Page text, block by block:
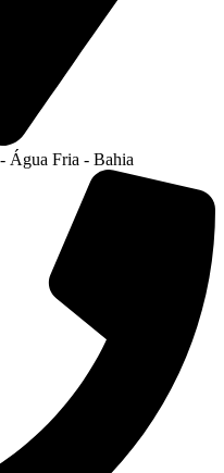
Água Fria - Bahia